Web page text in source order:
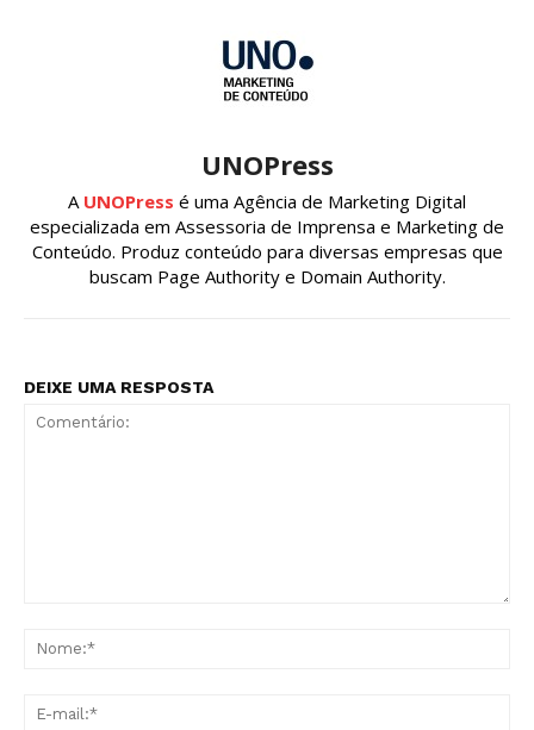
UNOPress
A UNOPress é uma Agência de Marketing Digital
especializada em Assessoria de Imprensa e Marketing de
Conteúdo. Produz conteúdo para diversas empresas que
buscam Page Authority e Domain Authority.
DEIXE UMA RESPOSTA